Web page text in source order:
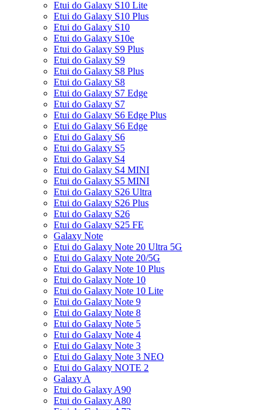
Etui do Galaxy S10 Lite
Etui do Galaxy S10 Plus
Etui do Galaxy S10
Etui do Galaxy S10e
Etui do Galaxy S9 Plus
Etui do Galaxy S9
Etui do Galaxy S8 Plus
Etui do Galaxy S8
Etui do Galaxy S7 Edge
Etui do Galaxy S7
Etui do Galaxy S6 Edge Plus
Etui do Galaxy S6 Edge
Etui do Galaxy S6
Etui do Galaxy S5
Etui do Galaxy S4
Etui do Galaxy S4 MINI
Etui do Galaxy S5 MINI
Etui do Galaxy S26 Ultra
Etui do Galaxy S26 Plus
Etui do Galaxy S26
Etui do Galaxy S25 FE
Galaxy Note
Etui do Galaxy Note 20 Ultra 5G
Etui do Galaxy Note 20/5G
Etui do Galaxy Note 10 Plus
Etui do Galaxy Note 10
Etui do Galaxy Note 10 Lite
Etui do Galaxy Note 9
Etui do Galaxy Note 8
Etui do Galaxy Note 5
Etui do Galaxy Note 4
Etui do Galaxy Note 3
Etui do Galaxy Note 3 NEO
Etui do Galaxy NOTE 2
Galaxy A
Etui do Galaxy A90
Etui do Galaxy A80